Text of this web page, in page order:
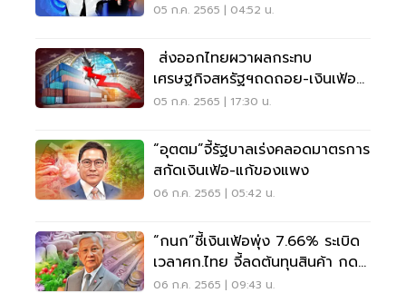
05 ก.ค. 2565 | 04:52 น.
ส่งออกไทยผวาผลกระทบ
เศรษฐกิจสหรัฐฯถดถอย-เงินเฟ้อ
พุ่ง
05 ก.ค. 2565 | 17:30 น.
“อุตตม”จี้รัฐบาลเร่งคลอดมาตรการ
สกัดเงินเฟ้อ-แก้ของแพง
06 ก.ค. 2565 | 05:42 น.
“กนก”ชี้เงินเฟ้อพุ่ง 7.66% ระเบิด
เวลาศก.ไทย จี้ลดต้นทุนสินค้า กด
ค่าครองชีพ
06 ก.ค. 2565 | 09:43 น.